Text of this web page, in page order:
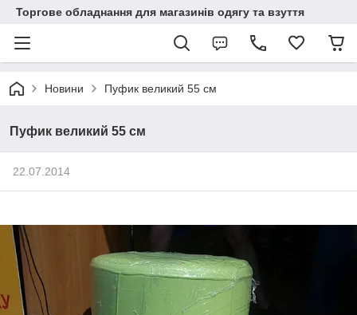
Торгове обладнання для магазинів одягу та взуття
Новини Пуфик великий 55 см
Пуфик великий 55 см
22.07.2014